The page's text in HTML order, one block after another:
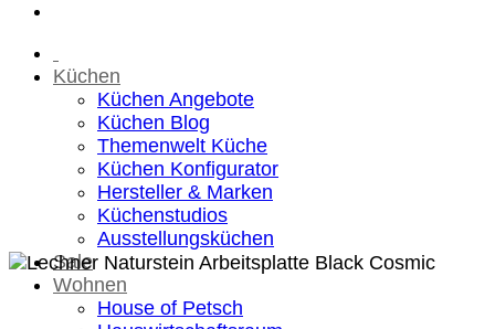
Küchen
Küchen Angebote
Küchen Blog
Themenwelt Küche
Küchen Konfigurator
Hersteller & Marken
Küchenstudios
Ausstellungsküchen
Sale
Wohnen
House of Petsch